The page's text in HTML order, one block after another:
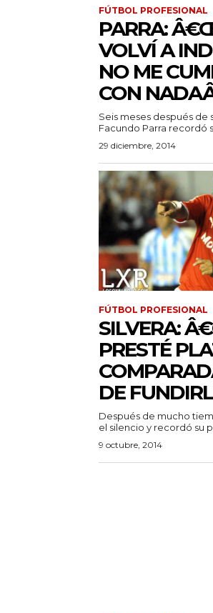
FÚTBOL PROFESIONAL
PARRA:
VOLVÍ A
NO ME
CON
Seis meses después de
Facundo Parra recordó
29 diciembre, 2014
FÚTBOL PROFESIONAL
SILVERA:
PRESTÉ
DE
Después de mucho
el silencio y recordó su
9 octubre, 2014